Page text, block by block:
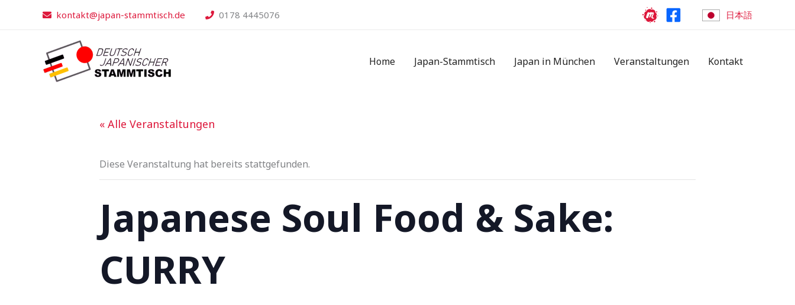
kontakt@japan-stammtisch.de 0178 4445076 日本語
Home Japan-Stammtisch Japan in München Veranstaltungen Kontakt
« Alle Veranstaltungen
Diese Veranstaltung hat bereits stattgefunden.
Japanese Soul Food & Sake:
CURRY